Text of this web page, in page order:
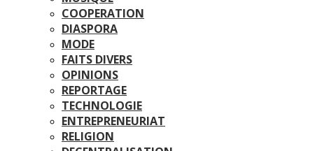
COOPERATION
DIASPORA
MODE
FAITS DIVERS
OPINIONS
REPORTAGE
TECHNOLOGIE
ENTREPRENEURIAT
RELIGION